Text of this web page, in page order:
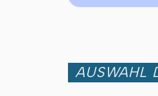
AUSWAHL